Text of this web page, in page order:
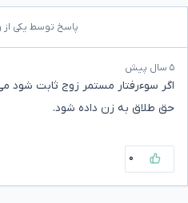
پاسخ توسط یکی از
۵ سال پیش
اگر سوء‌رفتار مستمر زوج ثابت شود
حق طلاق به زن داده شود.
۰